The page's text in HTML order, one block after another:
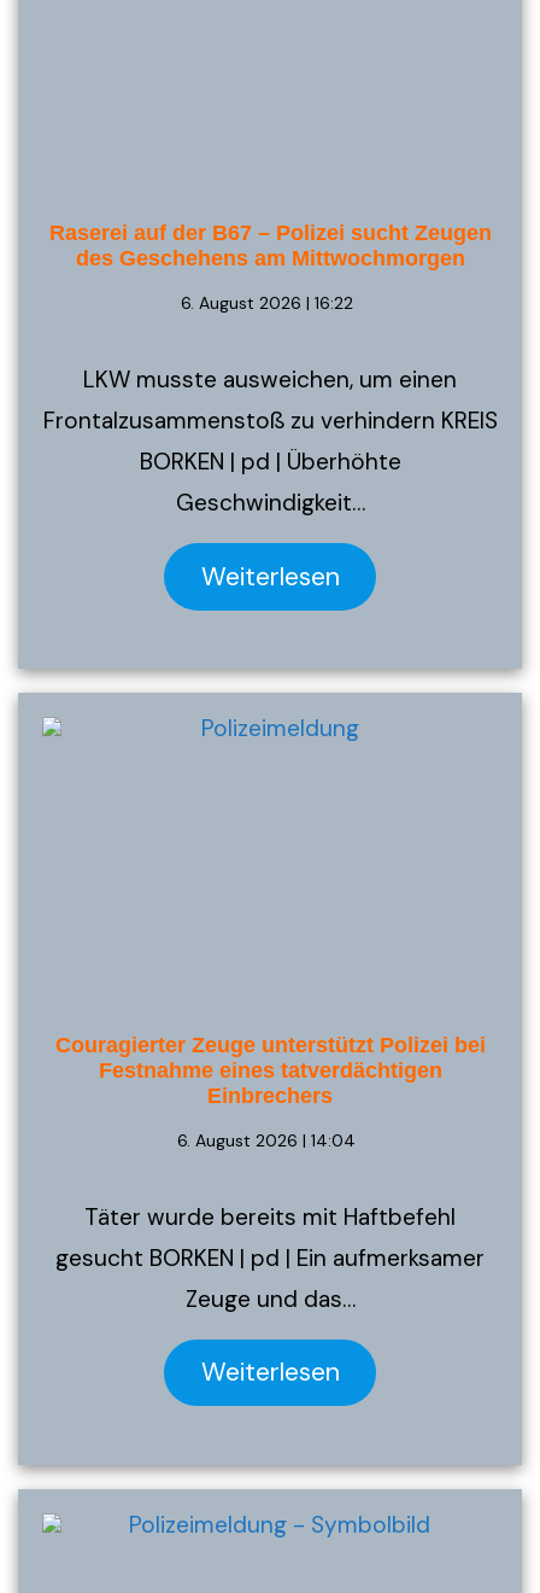
Raserei auf der B67 – Polizei sucht Zeugen
des Geschehens am Mittwochmorgen
6. August 2026 | 16:22
LKW musste ausweichen, um einen
Frontalzusammenstoß zu verhindern KREIS
BORKEN | pd | Überhöhte
Geschwindigkeit…
Weiterlesen
Couragierter Zeuge unterstützt Polizei bei
Festnahme eines tatverdächtigen
Einbrechers
6. August 2026 | 14:04
Täter wurde bereits mit Haftbefehl
gesucht BORKEN | pd | Ein aufmerksamer
Zeuge und das…
Weiterlesen